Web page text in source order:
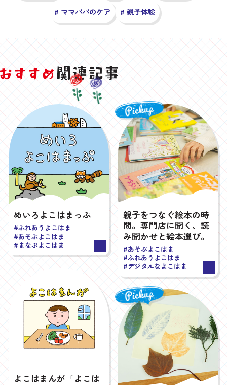
# ママパパのケア # 親子体験
めいろよこはまっぷ
#ふれあうよこはま
#あそぶよこはま
#まなぶよこはま
親子をつなぐ絵本の時
間。専門店に聞く、読
み聞かせと絵本選び。
#あそぶよこはま
#ふれあうよこはま
#デジタルなよこはま
よこはまんが「よこは